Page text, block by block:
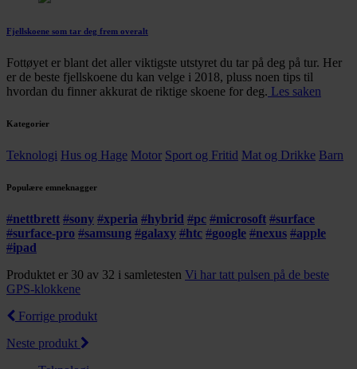
Fjellskoene som tar deg frem overalt
Fottøyet er blant det aller viktigste utstyret du tar på deg på tur. Her
er de beste fjellskoene du kan velge i 2018, pluss noen tips til
hvordan du finner akkurat de riktige skoene for deg. Les saken
Kategorier
Teknologi Hus og Hage Motor Sport og Fritid Mat og Drikke Barn
Populære emneknagger
#nettbrett #sony #xperia #hybrid #pc #microsoft #surface
#surface-pro #samsung #galaxy #htc #google #nexus #apple
#ipad
Produktet er 30 av 32 i samletesten Vi har tatt pulsen på de beste
GPS-klokkene
Forrige produkt
Neste produkt